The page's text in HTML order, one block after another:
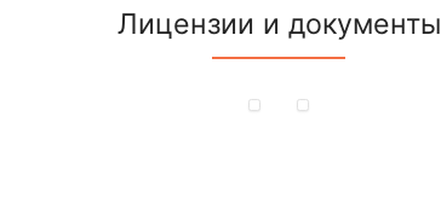
Лицензии и документы